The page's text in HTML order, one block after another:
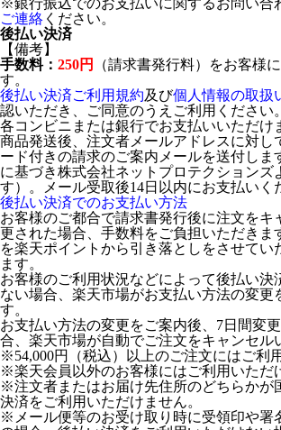
※銀行振込でのお支払いに関するお問い合
ご連絡 ください。
後払い決済
【備考】
手数料： 250円
（請求書発行料）をお客様
す。
後払い決済ご利用規約及び個人情報の取扱
認いただき、ご同意のうえご利用ください。
各コンビニまたは銀行でお支払いいただけ
商品発送後、注文者メールアドレスに対し
ード付きの請求のご案内メールを送付しま
に基づき株式会社ネットプロテクションズ
す）。メール受取後14日以内にお支払いく
後払い決済でのお支払い方法
お客様のご都合で請求書発行後に注文をキ
更された場合、手数料をご負担いただきま
を楽天ポイントから引き落としをさせてい
ます。
お客様のご利用状況などによって後払い決
ない場合、楽天市場がお支払い方法の変更
す。
お支払い方法の変更をご案内後、7日間変
合、楽天市場が自動でご注文をキャンセル
※54,000円（税込）以上のご注文にはご利
※楽天会員以外のお客様にはご利用いただ
※注文者またはお届け先住所のどちらかが
決済をご利用いただけません。
※メール便等のお受け取り時に受領印や署